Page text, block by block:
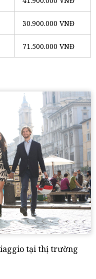
30.900.000 VNĐ
71.500.000 VNĐ
tại thị trường